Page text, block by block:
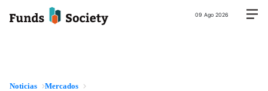
09 Ago 2026
Noticias Mercados